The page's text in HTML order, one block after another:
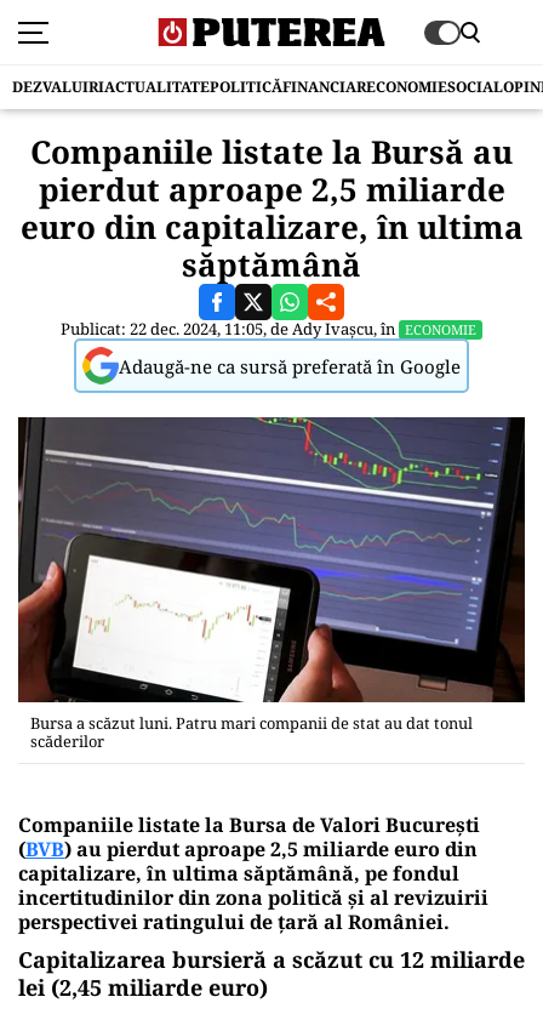
DEZVALUIRIACTUALITATEPOLITICĂFINANCIARECONOMIESOCIAL
Companiile listate la Bursă au
pierdut aproape 2,5 miliarde
euro din capitalizare, în ultima
săptămână
Publicat: 22 dec. 2024, 11:05, deAdy Ivașcu, în ECONOMIE
Adaugă-ne ca sursă preferată în Google
Bursa a scăzut luni. Patru mari companii de stat au dat tonul
scăderilor
Companiile listate la Bursa de Valori Bucureşti
(BVB) au pierdut aproape 2,5 miliarde euro din
capitalizare, în ultima săptămână, pe fondul
incertitudinilor din zona politică şi alrevizuirii
perspectivei ratingului de ţară al României.
Capitalizarea bursieră a scăzut cu 12 miliarde
lei (2,45 miliarde euro)